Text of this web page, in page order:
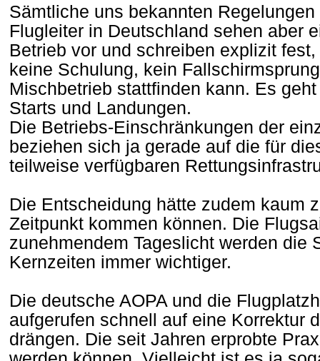
Sämtliche uns bekannten
Flugleiter in Deutschland sehen aber
Betrieb vor und schreiben explizit
keine Schulung, kein
Mischbetrieb stattfinden kann. Es
Starts und Landungen.
Die Betriebs-Einschränkungen der
beziehen sich ja gerade auf die für
teilweise verfügbaren
Die Entscheidung hätte zudem kaum
Zeitpunkt kommen können. Die
zunehmendem Tageslicht werden die
Kernzeiten immer wichtiger.
Die deutsche AOPA und die
aufgerufen schnell auf eine Korrektur
drängen. Die seit Jahren erprobte